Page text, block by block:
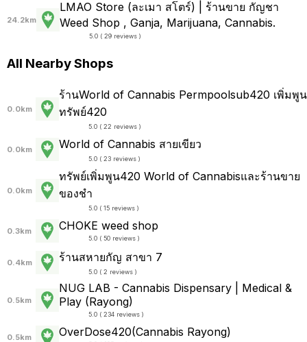
24.2km
LMAO Store (ละเมา สโตร์) | ร้านขาย กัญชา
Weed Shop , Ganja, Marijuana, Cannabis.
5.0 ( 29 reviews )
All Nearby Shops
0.0km
ร้านWorld of Cannabis Permpoolsub420 เพิ่มพูน
ทรัพย์420
5.0 ( 22 reviews )
0.0km World of Cannabis สายเขียว
5.0 ( 23 reviews )
0.0km
ทรัพย์เพิ่มพูน420 World of Cannabisและร้านขาย
ของชำ
5.0 ( 15 reviews )
0.3km CHOKE weed shop
5.0 ( 50 reviews )
0.4km ร้านสหายกัญ สาขา 7
5.0 ( 2 reviews )
0.5km
NUG LAB - Cannabis Dispensary | Medical &
Play (Rayong)
5.0 ( 234 reviews )
0.5km OverDose420(Cannabis Rayong)